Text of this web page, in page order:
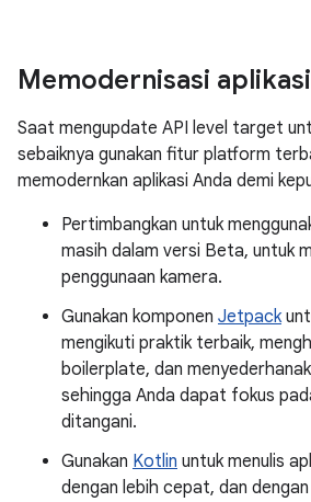
Memodernisasi
Saat mengupdate API level target
sebaiknya gunakan fitur platform
memodernkan aplikasi Anda demi
Pertimbangkan untuk
masih dalam versi Beta, untuk
penggunaan kamera.
Gunakan komponen Jetpack
mengikuti praktik terbaik,
boilerplate, dan
sehingga Anda dapat fokus
ditangani.
Gunakan Kotlin untuk menulis
dengan lebih cepat, dan